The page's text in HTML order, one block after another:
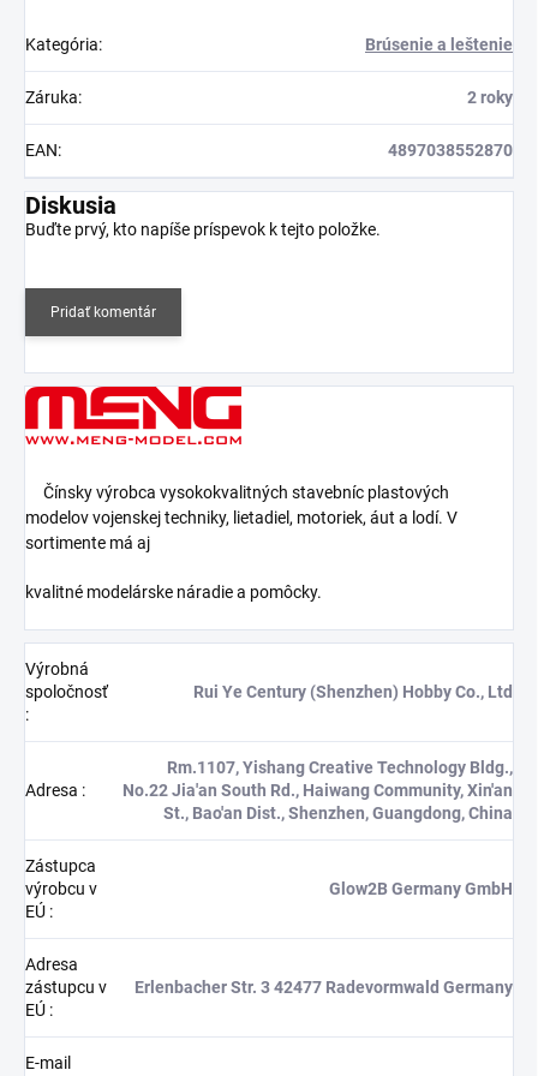
Kategória: Brúsenie a leštenie
Záruka: 2 roky
EAN: 4897038552870
Diskusia
Buďte prvý, kto napíše príspevok k tejto položke.
Pridať komentár
Čínsky výrobca vysokokvalitných stavebníc plastových
modelov vojenskej techniky, lietadiel, motoriek, áut a lodí. V
sortimente má aj
kvalitné modelárske náradie a pomôcky.
Výrobná
spoločnosť
:
Rui Ye Century (Shenzhen) Hobby Co., Ltd
Adresa :
Rm.1107, Yishang Creative Technology Bldg.,
No.22 Jia'an South Rd., Haiwang Community, Xin'an
St., Bao'an Dist., Shenzhen, Guangdong, China
Zástupca
výrobcu v
EÚ :
Glow2B Germany GmbH
Adresa
zástupcu v
EÚ :
Erlenbacher Str. 3 42477 Radevormwald Germany
E-mail